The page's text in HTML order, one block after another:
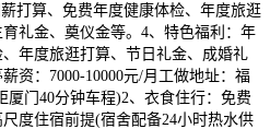
打算、免费年度健康体检、年度旅逛
礼金、奠仪金等。4、特色福利：年
年度旅逛打算、节日礼金、成婚礼
资：7000-10000元/月工做地址：福
门40分钟车程)2、衣食住行：免费
度住宿前提(宿舍配备24小时热水供